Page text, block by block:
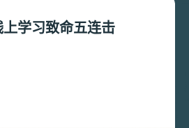
学习致命五连击